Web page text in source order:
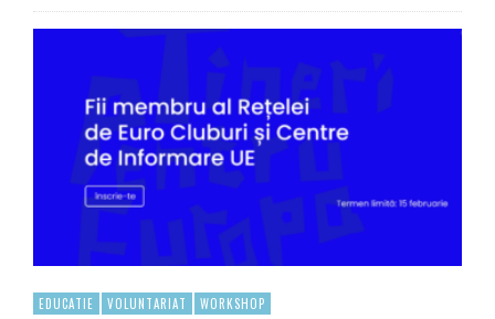
EDUCATIE VOLUNTARIAT WORKSHOP